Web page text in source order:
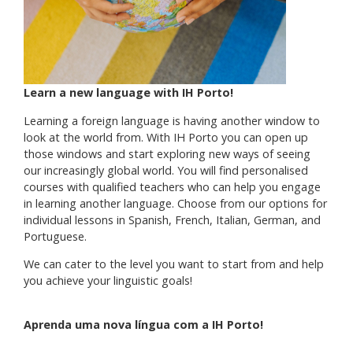
Learn a new language with IH Porto!
Learning a foreign language is having another window to
look at the world from. With IH Porto you can open up
those windows and start exploring new ways of seeing
our increasingly global world. You will find personalised
courses with qualified teachers who can help you engage
in learning another language. Choose from our options for
individual lessons in Spanish, French, Italian, German, and
Portuguese.
We can cater to the level you want to start from and help
you achieve your linguistic goals!
Aprenda uma nova língua com a IH Porto!